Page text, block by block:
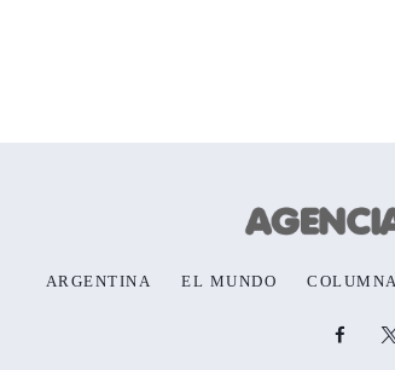
ARGENTINA EL MUNDO